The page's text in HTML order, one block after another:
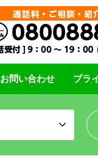
お問い合わせ プラ